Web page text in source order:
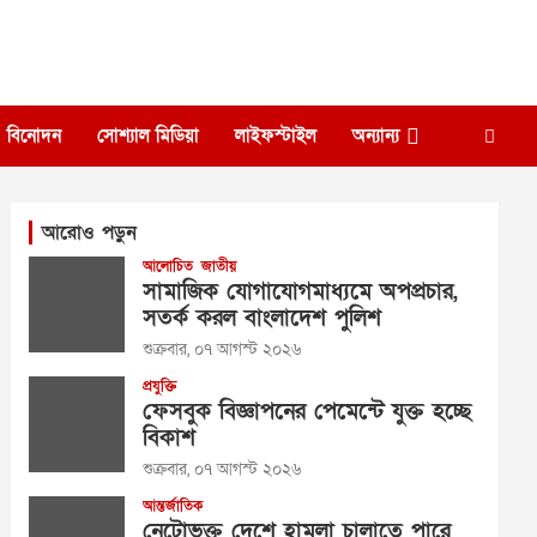
বিনোদন সোশ্যাল মিডিয়া লাইফস্টাইল অন্যান্য
আরোও পড়ুন
আলোচিত জাতীয়
সামাজিক যোগাযোগমাধ্যমে অপপ্রচার,
সতর্ক করল বাংলাদেশ পুলিশ
শুক্রবার, ০৭ আগস্ট ২০২৬
প্রযুক্তি
ফেসবুক বিজ্ঞাপনের পেমেন্টে যুক্ত হচ্ছে
বিকাশ
শুক্রবার, ০৭ আগস্ট ২০২৬
আন্তর্জাতিক